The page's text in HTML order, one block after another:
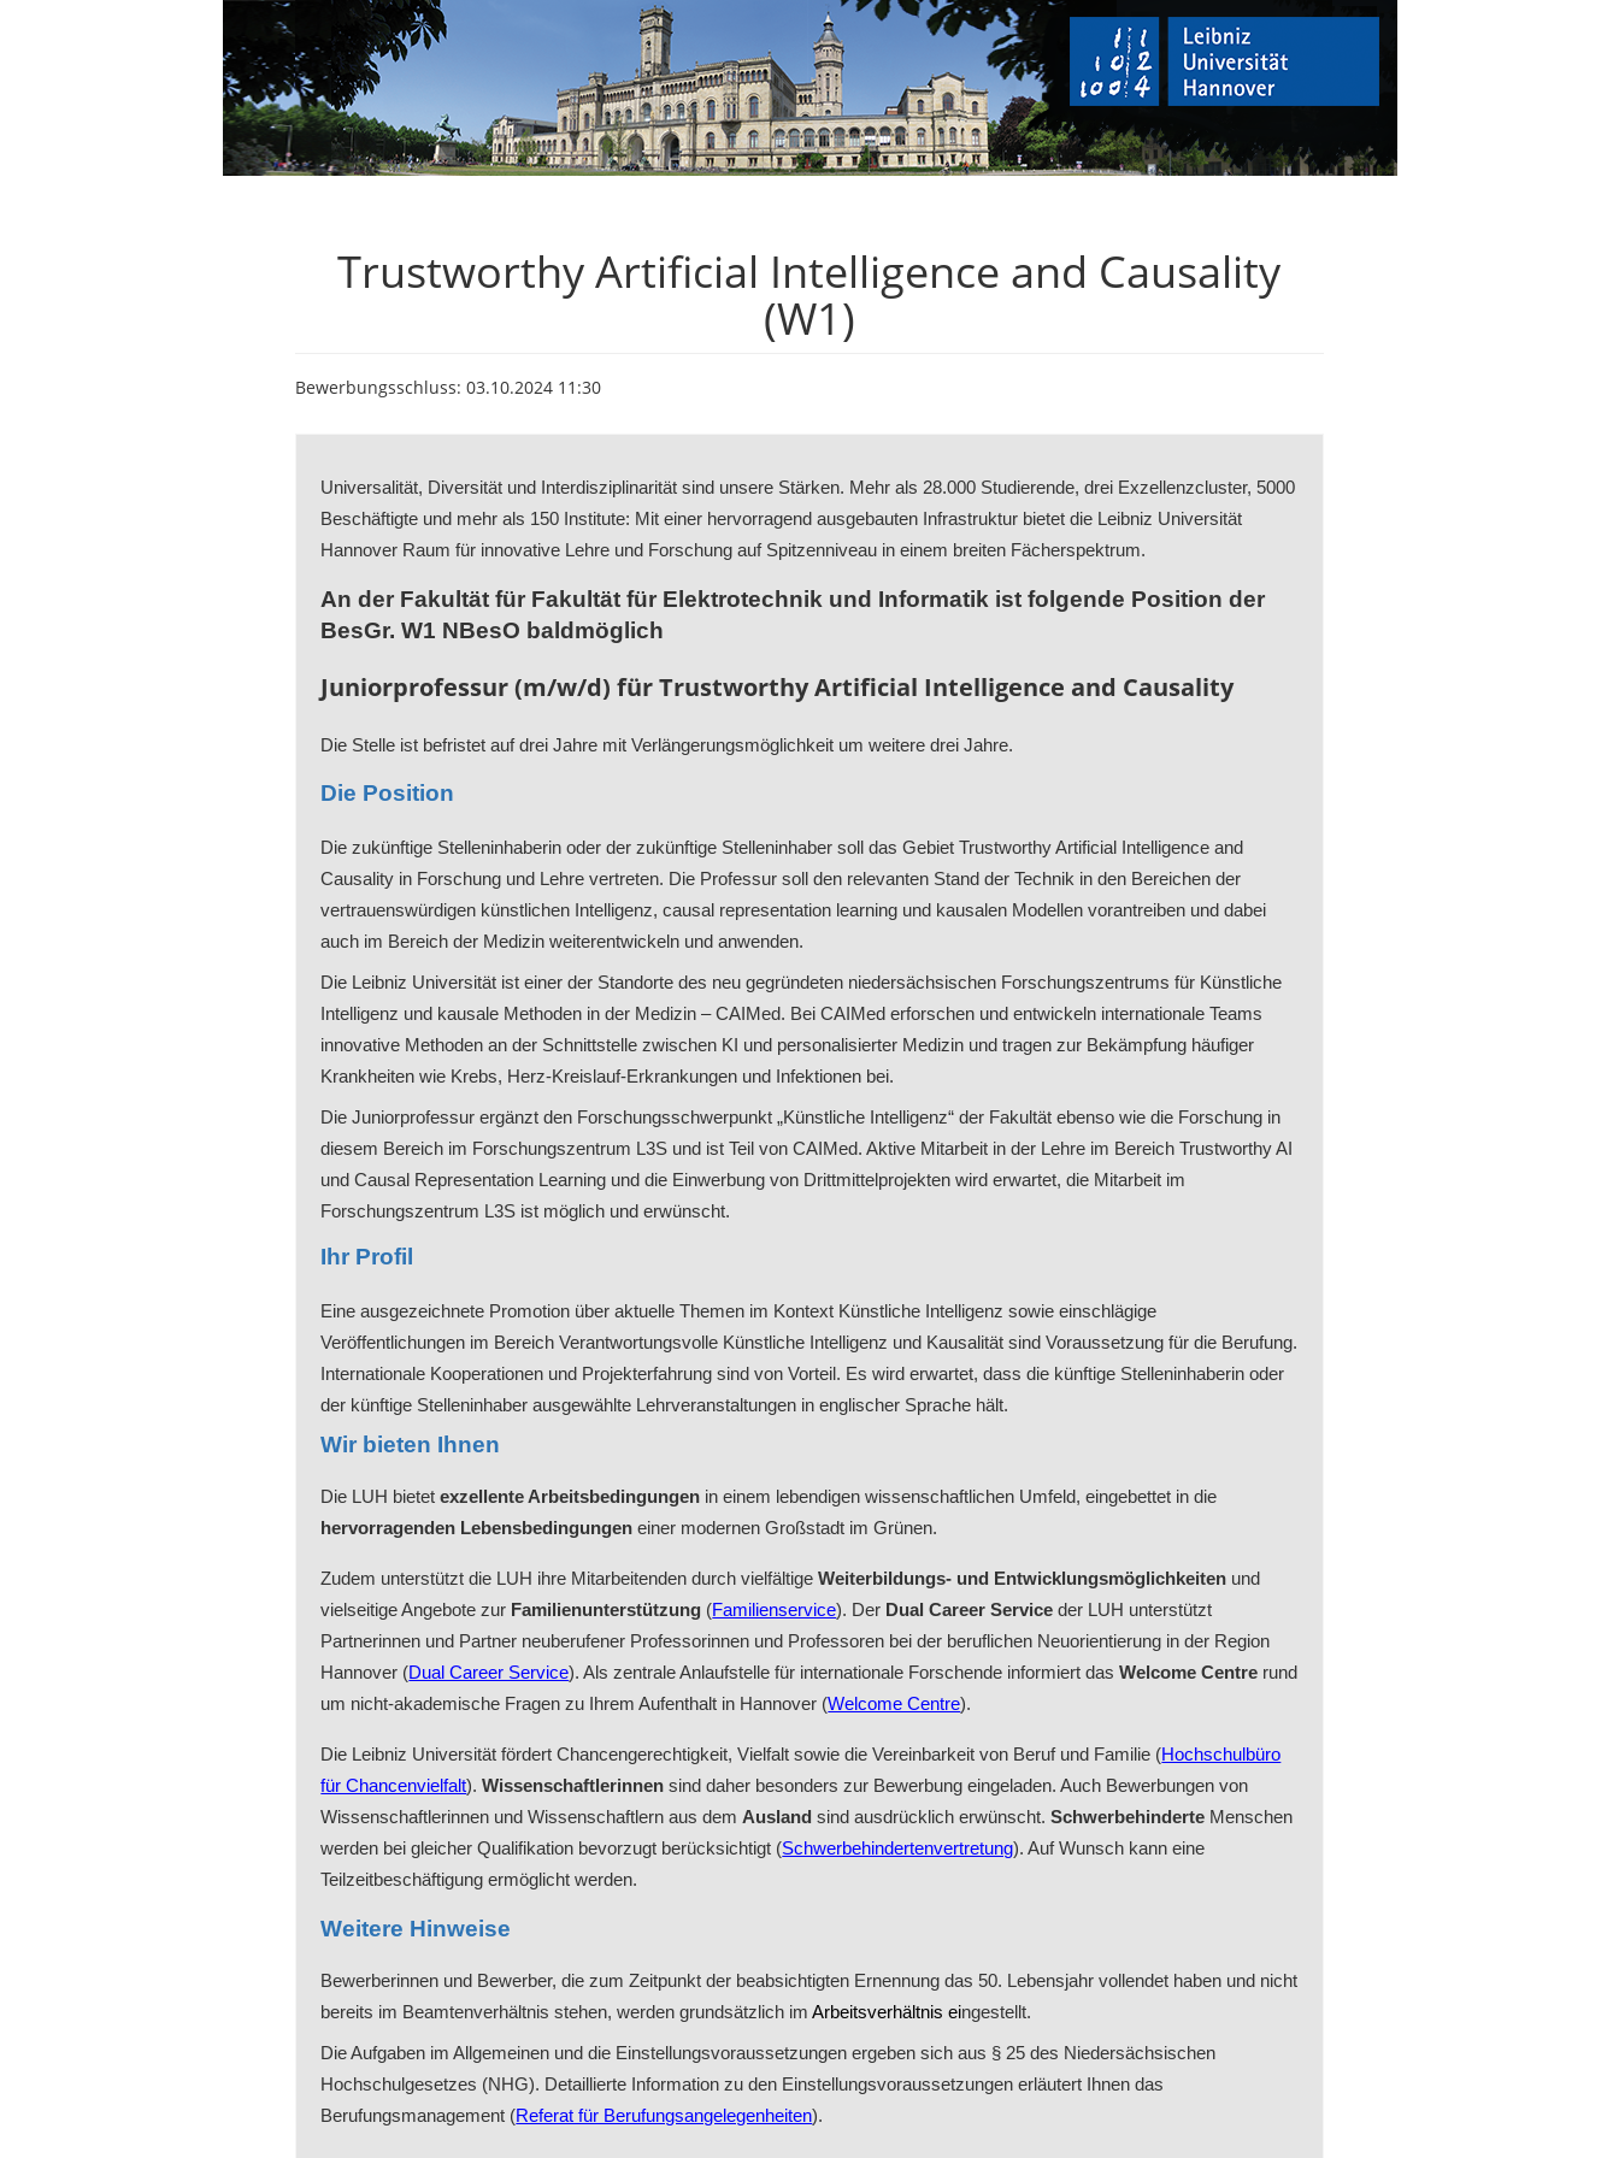
Trustworthy Artificial Intelligence and Causality
(W1)
Bewerbungsschluss: 03.10.2024 11:30
Universalität, Diversität und Interdisziplinarität sind unsere Stärken. Mehr als 28.000 Studierende, drei Exzellenzcluster, 5000
Beschäftigte und mehr als 150 Institute: Mit einer hervorragend ausgebauten Infrastruktur bietet die Leibniz Universität
Hannover Raum für innovative Lehre und Forschung auf Spitzenniveau in einem breiten Fächerspektrum.
An der Fakultät für Fakultät für Elektrotechnik und Informatik ist folgende Position der
BesGr. W1 NBesO baldmöglich
Juniorprofessur (m/w/d) für Trustworthy Artificial Intelligence and Causality
Die Stelle ist befristet auf drei Jahre mit Verlängerungsmöglichkeit um weitere drei Jahre.
Die Position
Die zukünftige Stelleninhaberin oder der zukünftige Stelleninhaber soll das Gebiet Trustworthy Artificial Intelligence and
Causality in Forschung und Lehre vertreten. Die Professur soll den relevanten Stand der Technik in den Bereichen der
vertrauenswürdigen künstlichen Intelligenz, causal representation learning und kausalen Modellen vorantreiben und dabei
auch im Bereich der Medizin weiterentwickeln und anwenden.
Die Leibniz Universität ist einer der Standorte des neu gegründeten niedersächsischen Forschungszentrums für Künstliche
Intelligenz und kausale Methoden in der Medizin – CAIMed. Bei CAIMed erforschen und entwickeln internationale Teams
innovative Methoden an der Schnittstelle zwischen KI und personalisierter Medizin und tragen zur Bekämpfung häufiger
Krankheiten wie Krebs, Herz-Kreislauf-Erkrankungen und Infektionen bei.
Die Juniorprofessur ergänzt den Forschungsschwerpunkt „Künstliche Intelligenz“ der Fakultät ebenso wie die Forschung in
diesem Bereich im Forschungszentrum L3S und ist Teil von CAIMed. Aktive Mitarbeit in der Lehre im Bereich Trustworthy AI
und Causal Representation Learning und die Einwerbung von Drittmittelprojekten wird erwartet, die Mitarbeit im
Forschungszentrum L3S ist möglich und erwünscht.
Ihr Profil
Eine ausgezeichnete Promotion über aktuelle Themen im Kontext Künstliche Intelligenz sowie einschlägige
Veröffentlichungen im Bereich Verantwortungsvolle Künstliche Intelligenz und Kausalität sind Voraussetzung für die Berufung.
Internationale Kooperationen und Projekterfahrung sind von Vorteil. Es wird erwartet, dass die künftige Stelleninhaberin oder
der künftige Stelleninhaber ausgewählte Lehrveranstaltungen in englischer Sprache hält.
Wir bieten Ihnen
Die LUH bietetexzellente Arbeitsbedingungen in einem lebendigen wissenschaftlichen Umfeld, eingebettet in die
hervorragenden Lebensbedingungen einer modernen Großstadt im Grünen.
Zudem unterstützt die LUH ihre Mitarbeitenden durch vielfältigeWeiterbildungs- und Entwicklungsmöglichkeiten und
vielseitige Angebote zur Familienunterstützung (Familienservice). Der Dual Career Service der LUH unterstützt
Partnerinnen und Partner neuberufener Professorinnen und Professoren bei der beruflichen Neuorientierung in der Region
Hannover (Dual Career Service). Als zentrale Anlaufstelle für internationale Forschende informiert dasWelcome Centre rund
um nicht-akademische Fragen zu Ihrem Aufenthalt in Hannover (Welcome Centre).
Die Leibniz Universität fördert Chancengerechtigkeit, Vielfalt sowie die Vereinbarkeit von Beruf und Familie (Hochschulbüro
für Chancenvielfalt).Wissenschaftlerinnen sind daher besonders zur Bewerbung eingeladen. Auch Bewerbungen von
Wissenschaftlerinnen und Wissenschaftlern aus dem Auslandsind ausdrücklich erwünscht.Schwerbehinderte Menschen
werden bei gleicher Qualifikation bevorzugt berücksichtigt (Schwerbehindertenvertretung). Auf Wunsch kann eine
Teilzeitbeschäftigung ermöglicht werden.
Weitere Hinweise
Bewerberinnen und Bewerber, die zum Zeitpunkt der beabsichtigten Ernennung das 50. Lebensjahr vollendet haben und nicht
bereits im Beamtenverhältnis stehen, werden grundsätzlich imArbeitsverhältnis eingestellt.
Die Aufgaben im Allgemeinen und die Einstellungsvoraussetzungen ergeben sich aus § 25 des Niedersächsischen
Hochschulgesetzes (NHG). Detaillierte Information zu den Einstellungsvoraussetzungen erläutert Ihnen das
Berufungsmanagement (Referat für Berufungsangelegenheiten).